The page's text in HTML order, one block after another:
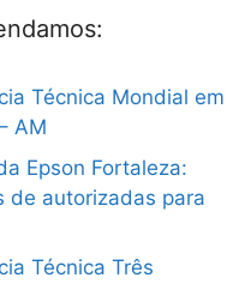
Técnica Mondial em
AM
Epson Fortaleza:
de autorizadas para
Técnica Três